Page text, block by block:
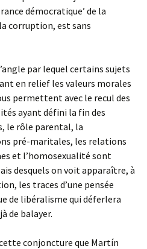
démocratique’ de la
corruption, est sans
par lequel certains sujets
en relief les valeurs morales
permettent avec le recul des
ayant défini la fin des
le rôle parental, la
pré-maritales, les relations
et l’homosexualité sont
desquels on voit apparaître, à
les traces d’une pensée
de libéralisme qui déferlera
de balayer.
conjoncture que Martín